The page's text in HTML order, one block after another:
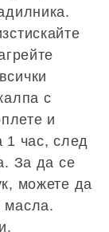
с
и
1 час, след
За да се
можете да
масла.